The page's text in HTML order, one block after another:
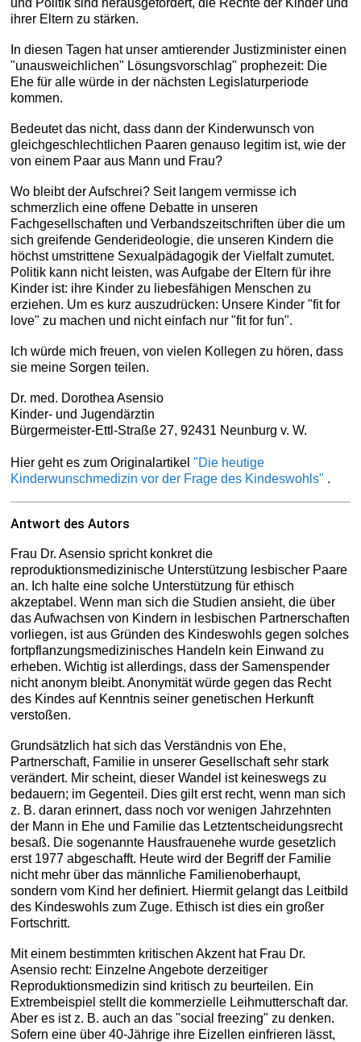
ihrer Eltern zu stärken.
In diesen Tagen hat unser amtierender Justizminister einen
"unausweichlichen" Lösungsvorschlag" prophezeit: Die
Ehe für alle würde in der nächsten Legislaturperiode
kommen.
Bedeutet das nicht, dass dann der Kinderwunsch von
gleichgeschlechtlichen Paaren genauso legitim ist, wie der
von einem Paar aus Mann und Frau?
Wo bleibt der Aufschrei? Seit langem vermisse ich
schmerzlich eine offene Debatte in unseren
Fachgesellschaften und Verbandszeitschriften über die um
sich greifende Genderideologie, die unseren Kindern die
höchst umstrittene Sexualpädagogik der Vielfalt zumutet.
Politik kann nicht leisten, was Aufgabe der Eltern für ihre
Kinder ist: ihre Kinder zu liebesfähigen Menschen zu
erziehen. Um es kurz auszudrücken: Unsere Kinder "fit for
love" zu machen und nicht einfach nur "fit for fun".
Ich würde mich freuen, von vielen Kollegen zu hören, dass
sie meine Sorgen teilen.
Dr. med. Dorothea Asensio
Kinder- und Jugendärztin
Bürgermeister-Ettl-Straße 27, 92431 Neunburg v. W.
Hier geht es zum Originalartikel"Die heutige
Kinderwunschmedizin vor der Frage des Kindeswohls" .
Antwort des Autors
Frau Dr. Asensio spricht konkret die
reproduktionsmedizinische Unterstützung lesbischer Paare
an. Ich halte eine solche Unterstützung für ethisch
akzeptabel. Wenn man sich die Studien ansieht, die über
das Aufwachsen von Kindern in lesbischen Partnerschaften
vorliegen, ist aus Gründen des Kindeswohls gegen solches
fortpflanzungsmedizinisches Handeln kein Einwand zu
erheben. Wichtig ist allerdings, dass der Samenspender
nicht anonym bleibt. Anonymität würde gegen das Recht
des Kindes auf Kenntnis seiner genetischen Herkunft
verstoßen.
Grundsätzlich hat sich das Verständnis von Ehe,
Partnerschaft, Familie in unserer Gesellschaft sehr stark
verändert. Mir scheint, dieser Wandel ist keineswegs zu
bedauern; im Gegenteil. Dies gilt erst recht, wenn man sich
z. B. daran erinnert, dass noch vor wenigen Jahrzehnten
der Mann in Ehe und Familie das Letztentscheidungsrecht
besaß. Die sogenannte Hausfrauenehe wurde gesetzlich
erst 1977 abgeschafft. Heute wird der Begriff der Familie
nicht mehr über das männliche Familienoberhaupt,
sondern vom Kind her definiert. Hiermit gelangt das Leitbild
des Kindeswohls zum Zuge. Ethisch ist dies ein großer
Fortschritt.
Mit einem bestimmten kritischen Akzent hat Frau Dr.
Asensio recht: Einzelne Angebote derzeitiger
Reproduktionsmedizin sind kritisch zu beurteilen. Ein
Extrembeispiel stellt die kommerzielle Leihmutterschaft dar.
Aber es ist z. B. auch an das "social freezing" zu denken.
Sofern eine über 40-Jährige ihre Eizellen einfrieren lässt,